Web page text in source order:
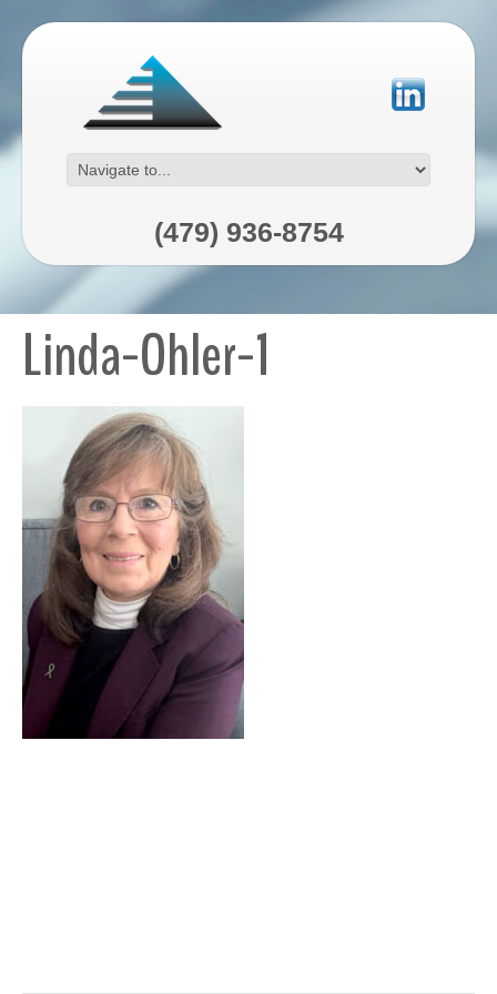
(479) 936-8754
Linda-Ohler-1